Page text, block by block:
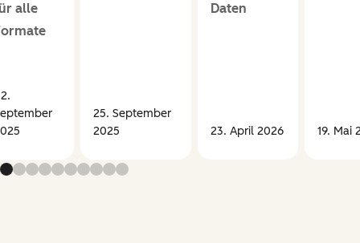
alle
25. September
2025
Daten
23. April 2026 19. Mai